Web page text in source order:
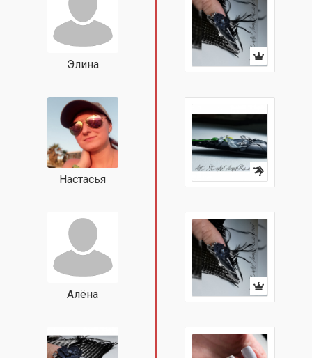
Элина
Настасья
Алёна